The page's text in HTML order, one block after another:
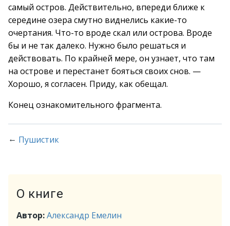
самый остров. Действительно, впереди ближе к
середине озера смутно виднелись какие-то
очертания. Что-то вроде скал или острова. Вроде
бы и не так далеко. Нужно было решаться и
действовать. По крайней мере, он узнает, что там
на острове и перестанет бояться своих снов. —
Хорошо, я согласен. Приду, как обещал.
Конец ознакомительного фрагмента.
← Пушистик
О книге
Автор:Александр Емелин